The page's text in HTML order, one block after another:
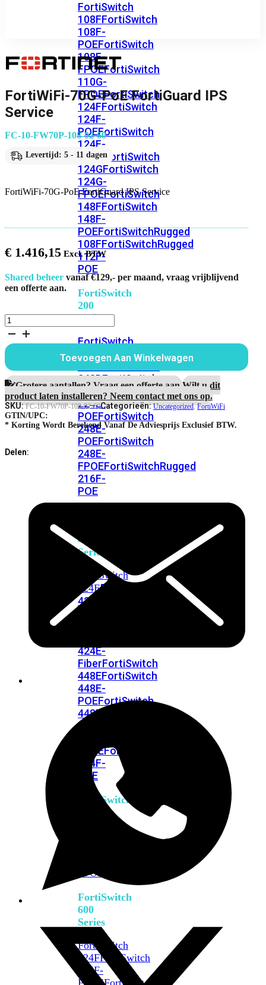
FortiSwitch
108FFortiSwitch
108F-
POEFortiSwitch
108F-
FPOEFortiSwitch
110G-
FPOEFortiSwitch
124FFortiSwitch
124F-
POEFortiSwitch
124F-
FPOEFortiSwitch
124GFortiSwitch
124G-
FPOEFortiSwitch
148FFortiSwitch
148F-
POEFortiSwitchRugged
108FFortiSwitchRugged
112F-
POE
FortiSwitch
200
Series
FortiSwitch
224D-
FPOE
248DFortiSwitch
224E
Fortiswitch
224E-
POEFortiSwitch
248E-
POEFortiSwitch
248E-
FPOEFortiSwitchRugged
216F-
POE
400
Series
FortiSwitch
424EFortiSwitch
424E-
424E-
FiberFortiSwitch
448EFortiSwitch
448E-
POEFortiSwitch
448E-
FPOE
FPOEFortiSwitchRugged
424F-
POE
FortiSwitch
FPOE
FortiSwitch
600
Series
FortiSwitch
624FFortiSwitch
624F-
FPOEFortiSwitch
FortiWiFi-70G-PoE FortiGuard IPS
Service
FC-10-FW70P-108-02-60
Levertijd: 5 - 11 dagen
FortiWiFi-70G-PoE FortiGuard IPS Service
€ 1.416,15
Shared beheer vanaf €129,- per maand, vraag vrijblijvend
een offerte aan.
FortiWiFi-
70G-
FortiGuard
IPS
Service
aantal
Toevoegen Aan Winkelwagen
Grotere aantallen? Vraag een offerte aan.Wilt u dit
product laten installeren? Neem contact met ons op.
SKU:FC-10-FW70P-108-02-60Categorieën:Uncategorized,FortiWiFi
GTIN/UPC:
* Korting Wordt Berekend Vanaf De Adviesprijs Exclusief BTW.
Delen: